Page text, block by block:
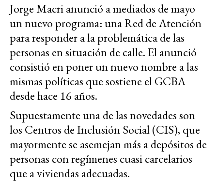
Jorge Macri anunció a mediados de mayo
un nuevo programa: una Red de Atención
para responder a la problemática de las
personas en situación de calle. El anunció
consistió en poner un nuevo nombre a las
mismas políticas que sostiene el GCBA
desde hace 16 años.
Supuestamente una de las novedades son
los Centros de Inclusión Social (CIS), que
mayormente se asemejan más a depósitos de
personas con regímenes cuasi carcelarios
que a viviendas adecuadas.